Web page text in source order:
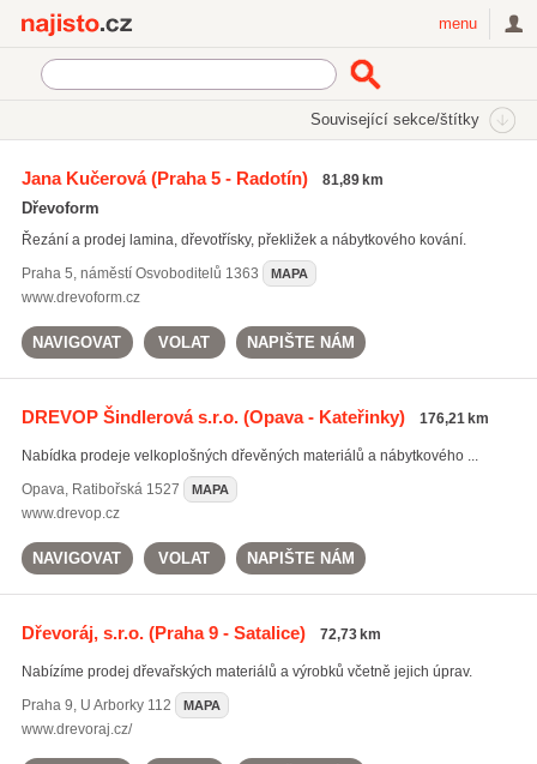
menu
Související sekce/štítky
dřevotřísková deska
laminátová deska
OSB desky(180)
Jana Kučerová(Praha 5 - Radotín) 81,89 km
Dřevoform
Řezání a prodej lamina, dřevotřísky, překližek a nábytkového kování.
Praha 5, náměstí Osvoboditelů 1363 MAPA
www.drevoform.cz
NAVIGOVAT VOLAT NAPIŠTE NÁM
DREVOP Šindlerová s.r.o.(Opava - Kateřinky) 176,21 km
Nabídka prodeje velkoplošných dřevěných materiálů a nábytkového ...
Opava, Ratibořská 1527 MAPA
www.drevop.cz
NAVIGOVAT VOLAT NAPIŠTE NÁM
Dřevoráj, s.r.o.(Praha 9 - Satalice) 72,73 km
Nabízíme prodej dřevařských materiálů a výrobků včetně jejich úprav.
Praha 9, U Arborky 112 MAPA
www.drevoraj.cz/